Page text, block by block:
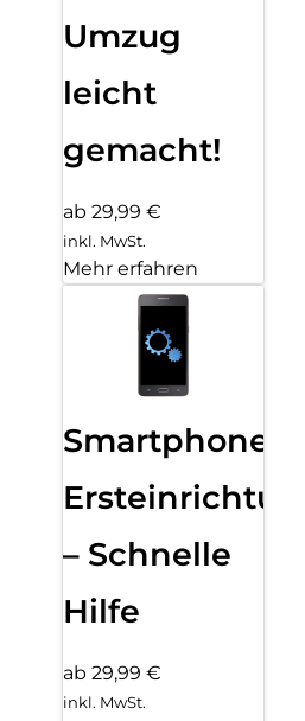
Umzug
leicht
gemacht!
ab 29,99 €
inkl. MwSt.
Mehr erfahren
Smartphone
Ersteinrichtung
– Schnelle
Hilfe
ab 29,99 €
inkl. MwSt.